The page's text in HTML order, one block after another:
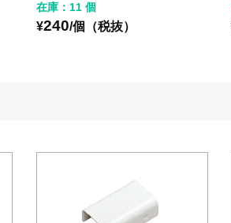
在庫：11 個
¥240/個（税抜）